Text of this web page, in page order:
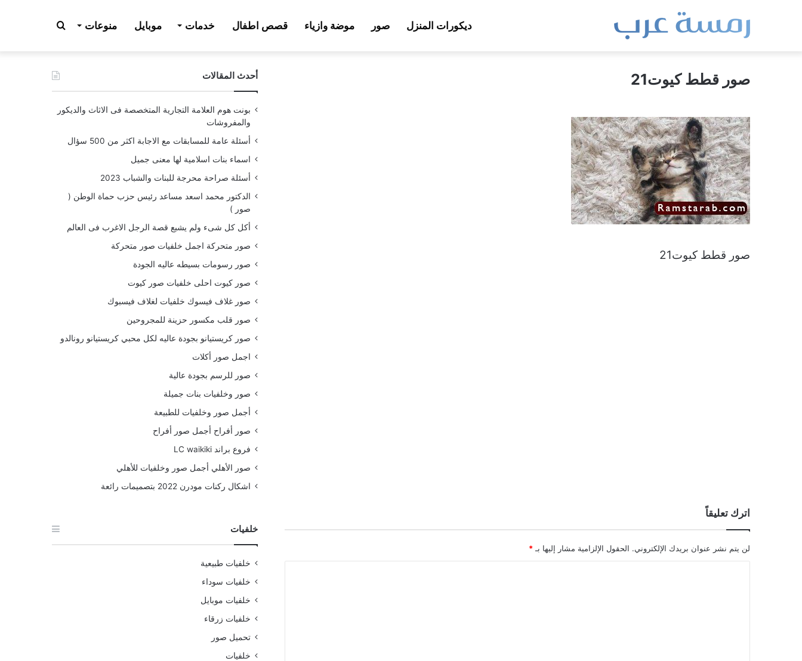
ديكورات المنزل صور موضة وازياء قصص اطفال خدمات موبايل منوعات بحث
عن صور قطط كيوت21
صور قطط كيوت21
اترك تعليقاً
لن يتم نشر عنوان بريدك الإلكتروني. الحقول الإلزامية مشار إليها بـ *
أحدث المقالات
بونت هوم العلامة التجارية المتخصصة فى الاثاث والديكور
والمفروشات
أسئلة عامة للمسابقات مع الاجابة اكثر من 500 سؤال
اسماء بنات اسلامية لها معنى جميل
أسئلة صراحة محرجة للبنات والشباب 2023
الدكتور محمد اسعد مساعد رئيس حزب حماة الوطن (
صور )
أكل كل شىء ولم يشبع قصة الرجل الاغرب فى العالم
صور متحركة اجمل خلفيات صور متحركة
صور رسومات بسيطه عاليه الجودة
صور كيوت احلى خلفيات صور كيوت
صور غلاف فيسوك خلفيات لغلاف فيسبوك
صور قلب مكسور حزينة للمجروحين
صور كريستيانو بجودة عاليه لكل محبي كريستيانو رونالدو
اجمل صور أكلات
صور للرسم بجودة عالية
صور وخلفيات بنات جميلة
أجمل صور وخلفيات للطبيعة
صور أفراح أجمل صور أفراح
فروع براند LC waikiki
صور الأهلي أجمل صور وخلفيات للأهلي
اشكال ركنات مودرن 2022 بتصميمات رائعة
خلفيات
خلفيات طبيعية
خلفيات سوداء
خلفيات موبايل
خلفيات زرقاء
تحميل صور
خلفيات